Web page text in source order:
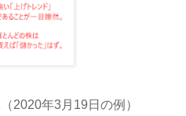
2020年3月19日の例）